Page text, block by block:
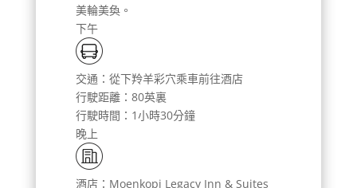
美輪美奐。
下午
交通：從下羚羊彩穴乘車前往酒店
行駛距離：80英裏
行駛時間：1小時30分鐘
晚上
酒店：Moenkopi Legacy Inn & Suites